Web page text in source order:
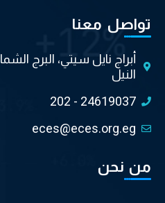
تواصل معنا
أبراج نايل سيتي، البرج
النيل
202 - 24619037
eces@eces.org.eg
من نحن